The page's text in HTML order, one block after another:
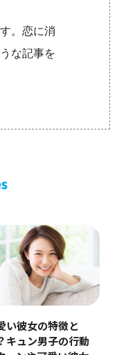
。恋に消
な記事を
い彼女の特徴と
キュン男子の行動